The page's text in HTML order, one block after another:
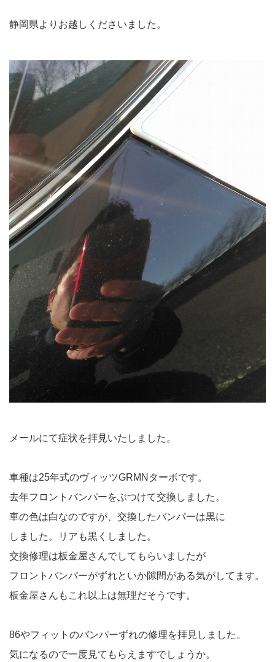
静岡県よりお越しくださいました。
メールにて症状を拝見いたしました。
車種は25年式のヴィッツGRMNターボです。
去年フロントバンパーをぶつけて交換しました。
車の色は白なのですが、交換したバンパーは黒に
しました。リアも黒くしました。
交換修理は板金屋さんでしてもらいましたが
フロントバンパーがずれといか隙間がある気がしてます。
板金屋さんもこれ以上は無理だそうです。
86やフィットのバンパーずれの修理を拝見しました。
気になるので一度見てもらえますでしょうか。